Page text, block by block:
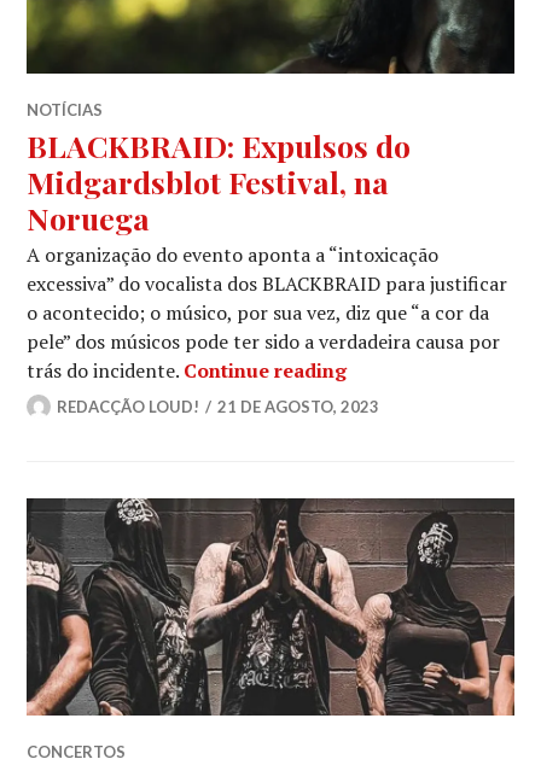
NOTÍCIAS
BLACKBRAID: Expulsos do
Midgardsblot Festival, na
Noruega
A organização do evento aponta a “intoxicação
excessiva” do vocalista dos BLACKBRAID para justificar
o acontecido; o músico, por sua vez, diz que “a cor da
pele” dos músicos pode ter sido a verdadeira causa por
trás do incidente. Continue readingBLACKBRAID:
REDACÇÃO LOUD! 21 DE AGOSTO, 2023
CONCERTOS